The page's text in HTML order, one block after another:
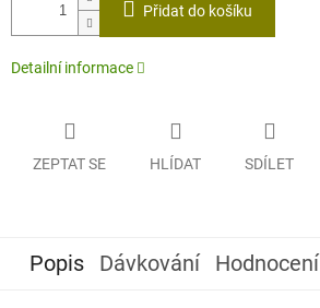
Přidat do košíku
Detailní informace
ZEPTAT SE HLÍDAT SDÍLET
Popis Dávkování Hodnocení